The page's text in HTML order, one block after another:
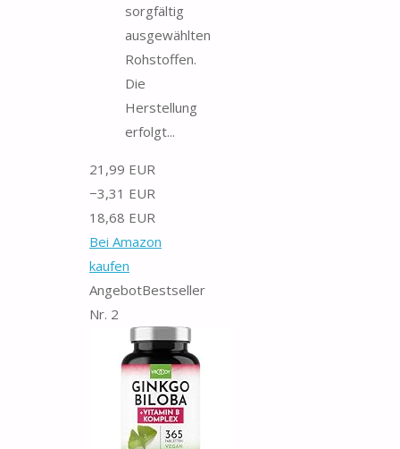
sorgfältig
ausgewählten
Rohstoffen.
Die
Herstellung
erfolgt...
21,99 EUR
−3,31 EUR
18,68 EUR
Bei Amazon
kaufen
AngebotBestseller
Nr. 2